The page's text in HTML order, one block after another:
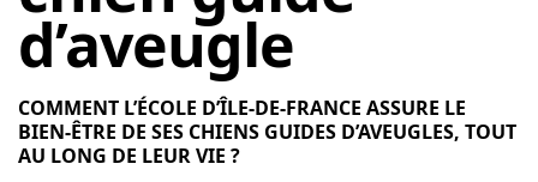
d’aveugle
COMMENT L’ÉCOLE D’ÎLE-DE-FRANCE ASSURE LE
BIEN-ÊTRE DE SES CHIENS GUIDES D’AVEUGLES, TOUT
AU LONG DE LEUR VIE ?